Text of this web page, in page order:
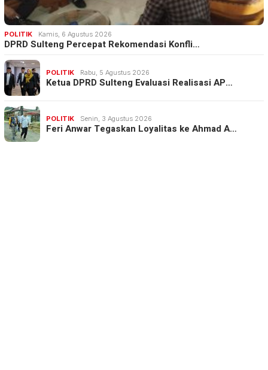
POLITIK Kamis, 6 Agustus 2026
DPRD Sulteng Percepat Rekomendasi Konfli…
POLITIK Rabu, 5 Agustus 2026
Ketua DPRD Sulteng Evaluasi Realisasi AP…
POLITIK Senin, 3 Agustus 2026
Feri Anwar Tegaskan Loyalitas ke Ahmad A…